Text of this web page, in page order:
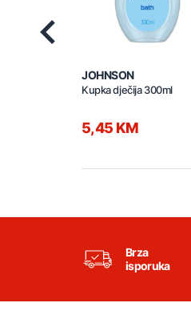
JOHNSON
Kupka dječija 300ml
5,45 KM
Brza
isporuka